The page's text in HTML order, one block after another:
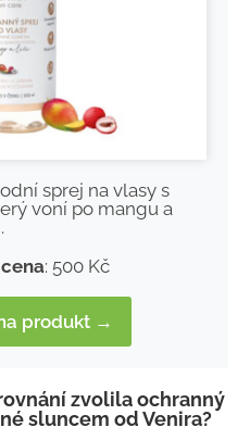
sprej na vlasy s
voní po mangu a
: 500 Kč
produkt →
zvolila ochranný
sluncem od Venira?